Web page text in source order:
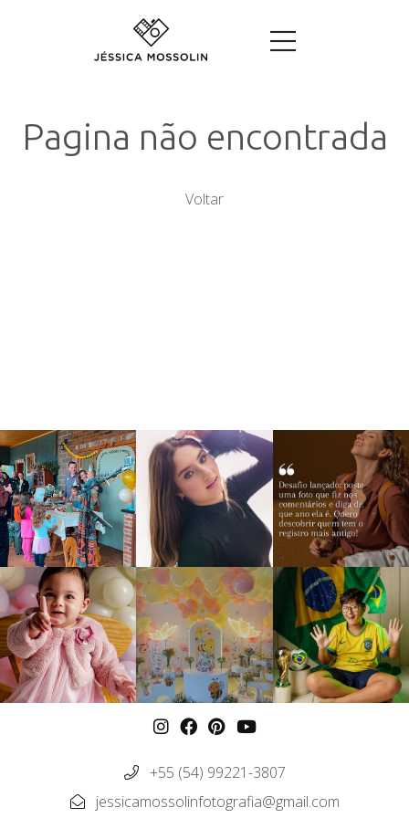
Pagina não encontrada
Voltar
+55 (54) 99221-3807
jessicamossolinfotografia@gmail.com